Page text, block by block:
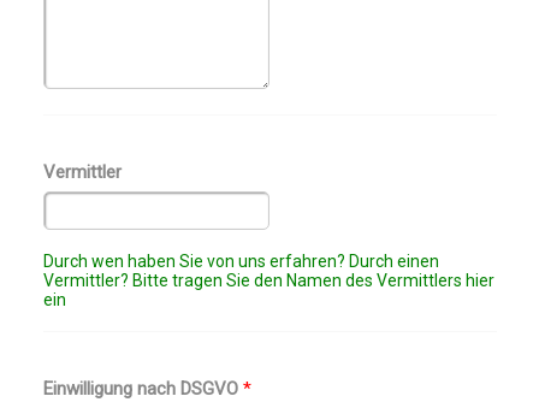
Vermittler
Durch wen haben Sie von uns erfahren? Durch einen
Vermittler? Bitte tragen Sie den Namen des Vermittlers hier
ein
Einwilligung nach DSGVO *